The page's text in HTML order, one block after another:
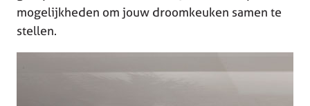
mogelijkheden om jouw droomkeuken samen te
stellen.